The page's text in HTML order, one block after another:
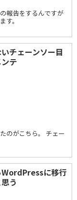
報告をするんですが
す。
チェーンソー目
テ
のがこちら。 チェー
に移行
う